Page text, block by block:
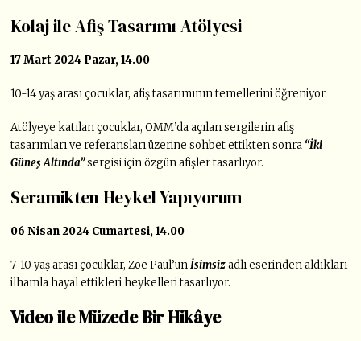
Kolaj ile Afiş Tasarımı Atölyesi
17 Mart 2024 Pazar, 14.00
10-14 yaş arası çocuklar, afiş tasarımının temellerini öğreniyor.
Atölyeye katılan çocuklar, OMM’da açılan sergilerin afiş
tasarımları ve referansları üzerine sohbet ettikten sonra “İki
Güneş Altında”sergisi için özgün afişler tasarlıyor.
Seramikten Heykel Yapıyorum
06 Nisan 2024 Cumartesi, 14.00
7-10 yaş arası çocuklar, Zoe Paul’unİsimsizadlı eserinden aldıkları
ilhamla hayal ettikleri heykelleri tasarlıyor.
Video ile Müzede Bir Hikâye